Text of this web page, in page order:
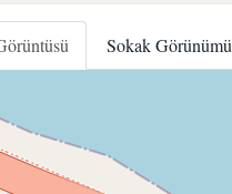
Sokak Görünümü